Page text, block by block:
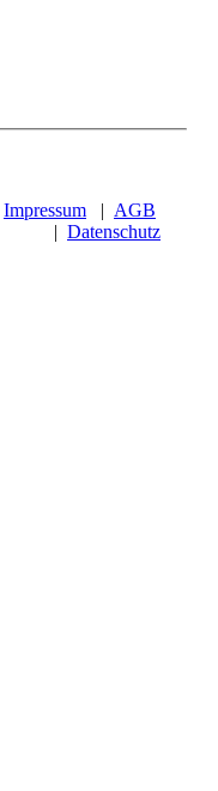
Impressum | AGB
| Datenschutz